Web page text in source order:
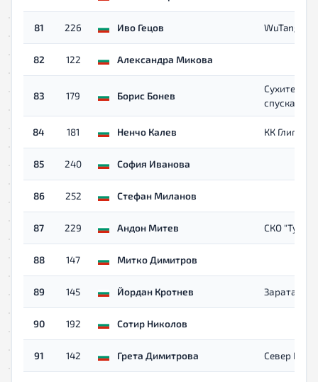
81 226 Иво Гецов WuTang
82 122 Александра Микова
83 179 Борис Бонев
Сухите
спускачи
84 181 Ненчо Калев КК Глиган
85 240 София Иванова
86 252 Стефан Миланов
87 229 Андон Митев СКО "Туида"
88 147 Митко Димитров
89 145 Йордан Кротнев Зарата
90 192 Сотир Николов
91 142 Грета Димитрова Север